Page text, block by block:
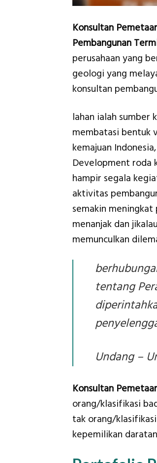
Konsultan
Pembangunan
perusahaan yang
geologi yang
konsultan
lahan ialah sumber
membatasi bentuk
kemajuan
Development roda
hampir segala
aktivitas
semakin meningkat
menanjak dan
memunculkan
tentang
Undang –
Konsultan
orang/klasifikasi
tak orang/
kepemilikan